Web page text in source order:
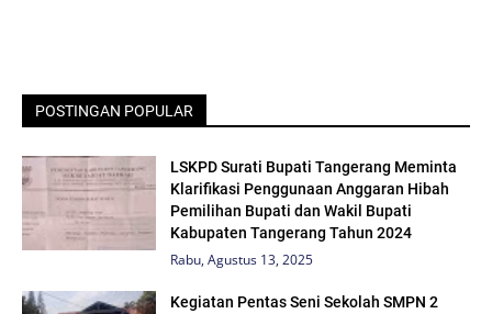
POSTINGAN POPULAR
LSKPD Surati Bupati Tangerang Meminta
Klarifikasi Penggunaan Anggaran Hibah
Pemilihan Bupati dan Wakil Bupati
Kabupaten Tangerang Tahun 2024
Rabu, Agustus 13, 2025
Kegiatan Pentas Seni Sekolah SMPN 2